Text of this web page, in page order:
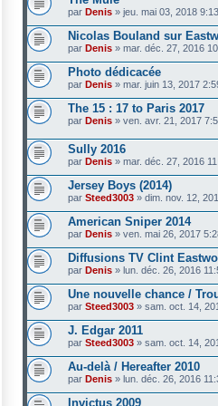
par Denis » jeu. mai 03, 2018
Nicolas Bouland sur
par Denis » mar. déc. 27, 2016
Photo dédicacée
par Denis » mar. juin 13, 2017
The 15 : 17 to Paris 2017
par Denis » ven. avr. 21, 2017
Sully 2016
par Denis » mar. déc. 27, 2016
Jersey Boys (2014)
par Steed3003 » dim. nov. 12,
American Sniper 2014
par Denis » ven. mai 26, 2017
Diffusions TV Clint
par Denis » lun. déc. 26, 2016
Une nouvelle chance /
par Steed3003 » sam. oct. 14,
J. Edgar 2011
par Steed3003 » sam. oct. 14,
Au-delà / Hereafter 2010
par Denis » lun. déc. 26, 2016
Invictus 2009